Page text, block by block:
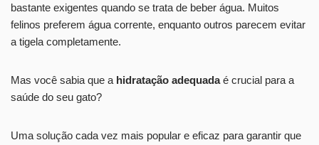
bastante exigentes quando se trata de beber água. Muitos
felinos preferem água corrente, enquanto outros parecem evitar
a tigela completamente.
Mas você sabia que a hidratação adequadaé crucial para a
saúde do seu gato?
Uma solução cada vez mais popular e eficaz para garantir que